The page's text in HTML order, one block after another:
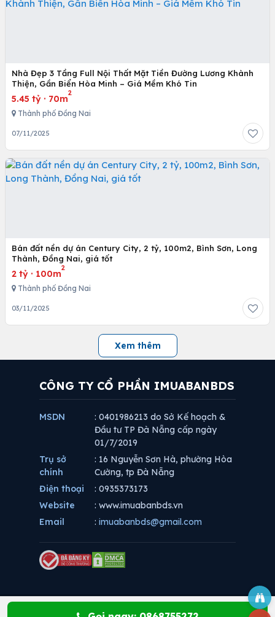
Nhà Đẹp 3 Tầng Full Nội Thất Mặt Tiền Đường Lương Khành
Thiện, Gần Biển Hòa Minh – Giá Mềm Khó Tin
5.45 tỷ · 70m
2
Thành phố Đồng Nai
07/11/2025
Bán đất nền dự án Century City, 2 tỷ, 100m2, Bình Sơn, Long
Thành, Đồng Nai, giá tốt
2 tỷ · 100m
2
Thành phố Đồng Nai
03/11/2025
Xem thêm
CÔNG TY CỔ PHẦN IMUABANBDS
MSDN
: 0401986213 do Sở Kế hoạch &
Đầu tư TP Đà Nẵng cấp ngày
01/7/2019
Trụ sở
chính
: 16 Nguyễn Sơn Hà, phường Hòa
Cường, tp Đà Nẵng
Điện thoại
: 0935373173
Website
: www.imuabanbds.vn
Email
: imuabanbds@gmail.com